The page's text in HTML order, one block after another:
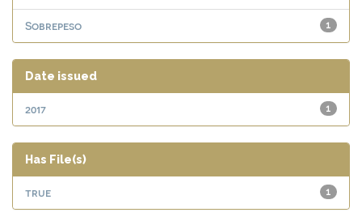
1
Sobrepeso
Date issued
1
2017
Has File(s)
1
true